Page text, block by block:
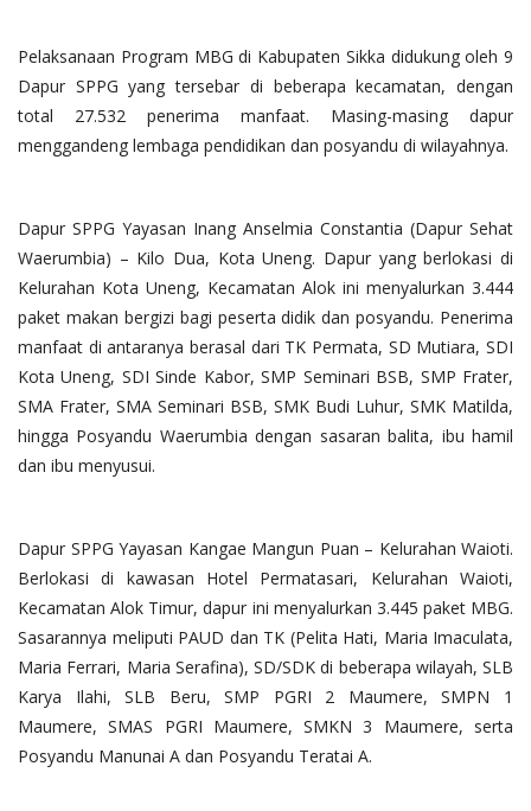
Pelaksanaan Program MBG di Kabupaten Sikka didukung oleh 9
Dapur SPPG yang tersebar di beberapa kecamatan, dengan
total 27.532 penerima manfaat. Masing-masing dapur
menggandeng lembaga pendidikan dan posyandu di wilayahnya.
Dapur SPPG Yayasan Inang Anselmia Constantia (Dapur Sehat
Waerumbia) – Kilo Dua, Kota Uneng. Dapur yang berlokasi di
Kelurahan Kota Uneng, Kecamatan Alok ini menyalurkan 3.444
paket makan bergizi bagi peserta didik dan posyandu. Penerima
manfaat di antaranya berasal dari TK Permata, SD Mutiara, SDI
Kota Uneng, SDI Sinde Kabor, SMP Seminari BSB, SMP Frater,
SMA Frater, SMA Seminari BSB, SMK Budi Luhur, SMK Matilda,
hingga Posyandu Waerumbia dengan sasaran balita, ibu hamil
dan ibu menyusui.
Dapur SPPG Yayasan Kangae Mangun Puan – Kelurahan Waioti.
Berlokasi di kawasan Hotel Permatasari, Kelurahan Waioti,
Kecamatan Alok Timur, dapur ini menyalurkan 3.445 paket MBG.
Sasarannya meliputi PAUD dan TK (Pelita Hati, Maria Imaculata,
Maria Ferrari, Maria Serafina), SD/SDK di beberapa wilayah, SLB
Karya Ilahi, SLB Beru, SMP PGRI 2 Maumere, SMPN 1
Maumere, SMAS PGRI Maumere, SMKN 3 Maumere, serta
Posyandu Manunai A dan Posyandu Teratai A.